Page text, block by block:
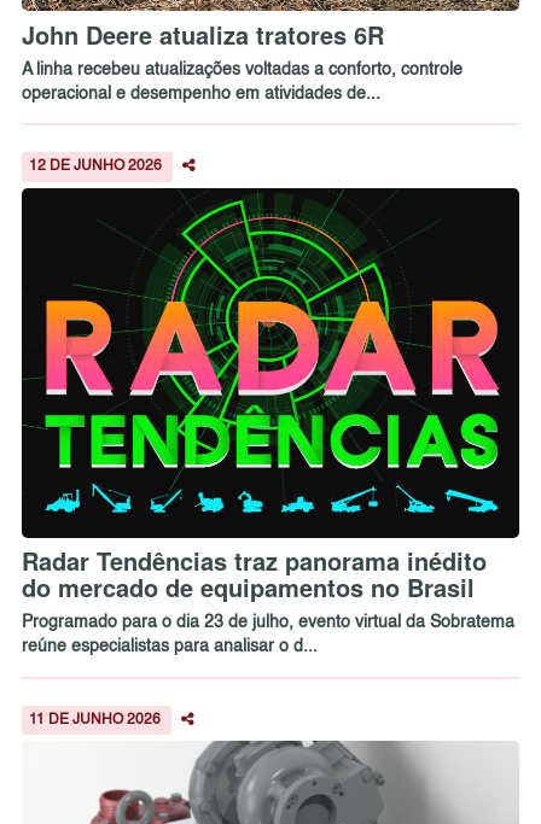
John Deere atualiza tratores 6R
A linha recebeu atualizações voltadas a conforto, controle
operacional e desempenho em atividades de...
12 DE JUNHO 2026
Radar Tendências traz panorama inédito
do mercado de equipamentos no Brasil
Programado para o dia 23 de julho, evento virtual da Sobratema
reúne especialistas para analisar o d...
11 DE JUNHO 2026